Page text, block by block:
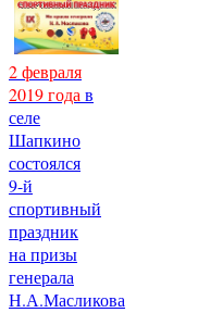
2 февраля
2019 года в
селе
Шапкино
состоялся
9-й
спортивный
праздник
на призы
генерала
Н.А.Масликова